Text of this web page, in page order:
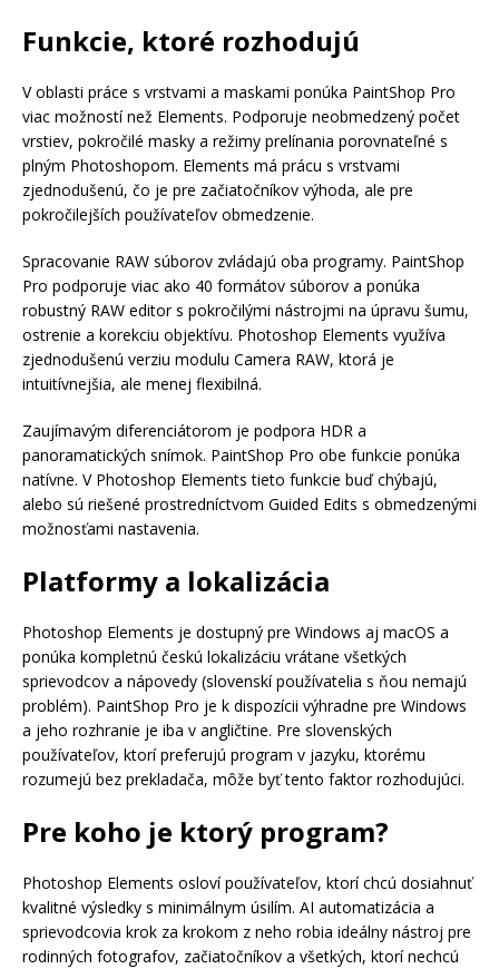
Funkcie, ktoré rozhodujú
V oblasti práce s vrstvami a maskami ponúka PaintShop Pro
viac možností než Elements. Podporuje neobmedzený počet
vrstiev, pokročilé masky a režimy prelínania porovnateľné s
plným Photoshopom. Elements má prácu s vrstvami
zjednodušenú, čo je pre začiatočníkov výhoda, ale pre
pokročilejších používateľov obmedzenie.
Spracovanie RAW súborov zvládajú oba programy. PaintShop
Pro podporuje viac ako 40 formátov súborov a ponúka
robustný RAW editor s pokročilými nástrojmi na úpravu šumu,
ostrenie a korekciu objektívu. Photoshop Elements využíva
zjednodušenú verziu modulu Camera RAW, ktorá je
intuitívnejšia, ale menej flexibilná.
Zaujímavým diferenciátorom je podpora HDR a
panoramatických snímok. PaintShop Pro obe funkcie ponúka
natívne. V Photoshop Elements tieto funkcie buď chýbajú,
alebo sú riešené prostredníctvom Guided Edits s obmedzenými
možnosťami nastavenia.
Platformy a lokalizácia
Photoshop Elements je dostupný pre Windows aj macOS a
ponúka kompletnú českú lokalizáciu vrátane všetkých
sprievodcov a nápovedy (slovenskí používatelia s ňou nemajú
problém). PaintShop Pro je k dispozícii výhradne pre Windows
a jeho rozhranie je iba v angličtine. Pre slovenských
používateľov, ktorí preferujú program v jazyku, ktorému
rozumejú bez prekladača, môže byť tento faktor rozhodujúci.
Pre koho je ktorý program?
Photoshop Elements osloví používateľov, ktorí chcú dosiahnuť
kvalitné výsledky s minimálnym úsilím. AI automatizácia a
sprievodcovia krok za krokom z neho robia ideálny nástroj pre
rodinných fotografov, začiatočníkov a všetkých, ktorí nechcú